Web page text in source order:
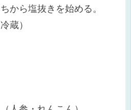
から塩抜きを始める。
蔵）